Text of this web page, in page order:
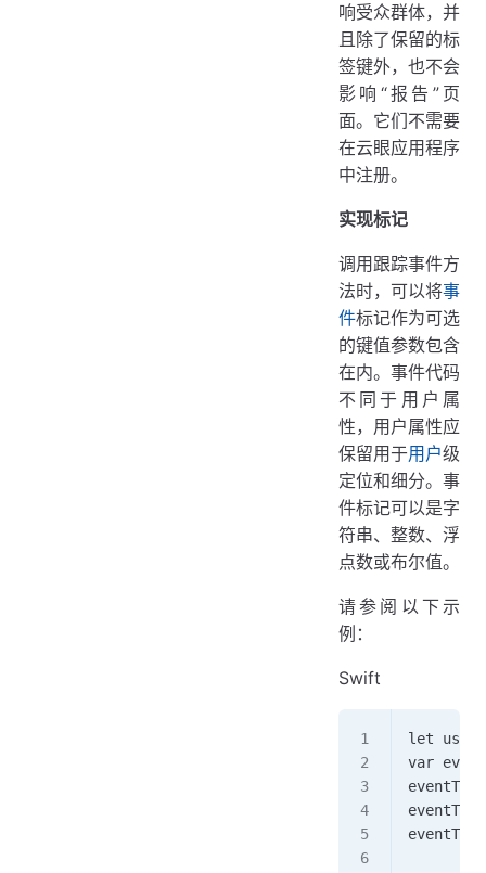
响受众群体，并
且除了保留的标
签键外，也不会
影响“报告”页
面。它们不需要
在云眼应用程序
中注册。
实现标记
调用跟踪事件方
法时，可以将事
件标记作为可选
的键值参数包含
在内。事件代码
不同于用户属
性，用户属性应
保留用于用户级
定位和细分。事
件标记可以是字
符串、整数、浮
点数或布尔值。
请参阅以下示
例：
Swift
let user
var